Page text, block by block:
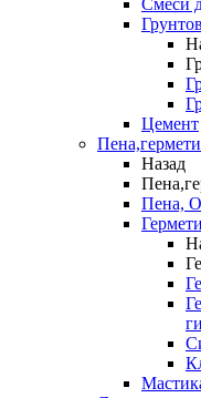
Смеси
Цемент
Назад
Пена,